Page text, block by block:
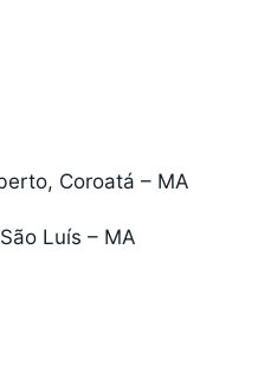
Coroatá – MA
Luís – MA